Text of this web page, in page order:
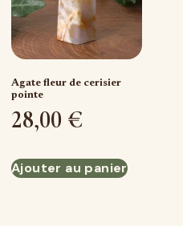
Agate fleur de cerisier
pointe
28,00 €
Ajouter au panier